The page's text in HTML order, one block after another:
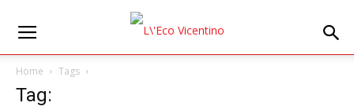
Home Tags
Tag: